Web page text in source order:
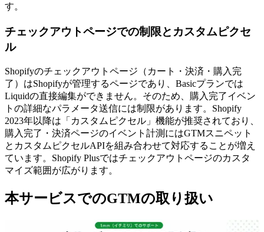
す。
チェックアウトページでの制限とカスタムピクセ
ル
Shopifyのチェックアウトページ（カート・決済・購入完
了）はShopifyが管理するページであり、Basicプランでは
Liquidの直接編集ができません。そのため、購入完了イベン
トの詳細なパラメータ送信には制限があります。Shopify
2023年以降は「カスタムピクセル」機能が推奨されており、
購入完了・決済ページのイベント計測にはGTMスニペット
とカスタムピクセルAPIを組み合わせて対応することが増え
ています。Shopify Plusではチェックアウトページのカスタ
マイズ範囲が広がります。
本サービスでのGTMの取り扱い